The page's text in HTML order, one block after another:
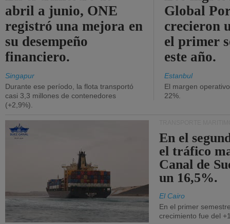
abril a junio, ONE
registró una mejora en
su desempeño
financiero.
Singapur
Durante ese período, la flota transportó
casi 3,3 millones de contenedores
(+2,9%).
Global
crecieron
el primer
este año.
Estanbul
El margen
22%.
En el
el tráfico
Canal de
un 16,5%.
El Cairo
En el primer
crecimiento fue del